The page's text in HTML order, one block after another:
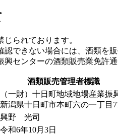
られております。
できない場合には、酒類を販
興センターの酒類販売業免許
酒類販売管理者標識
（一財）十日町地域地場産業
新潟県十日町市本町六の一丁目
興野 光司
令和6年10月3日